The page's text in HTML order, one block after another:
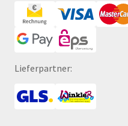
Lieferpartner: